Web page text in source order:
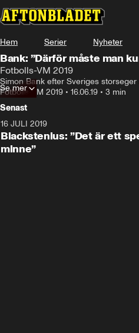
Hem Serier Nyheter
Bank: ”Därför måste man
Fotbolls-VM 2019
Simon Bank efter Sveriges
Fotbolls-VM 2019 • 16.06.19 • 3 min
Se mer
Senast
16 JULI 2019
Blackstenius: ”Det är ett
minne”